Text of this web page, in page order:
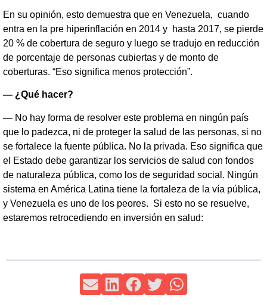
En su opinión, esto demuestra que en Venezuela, cuando
entra en la pre hiperinflación en 2014 y hasta 2017, se pierde
20 % de cobertura de seguro y luego se tradujo en reducción
de porcentaje de personas cubiertas y de monto de
coberturas. “Eso significa menos protección”.
— ¿Qué hacer?
— No hay forma de resolver este problema en ningún país
que lo padezca, ni de proteger la salud de las personas, si no
se fortalece la fuente pública. No la privada. Eso significa que
el Estado debe garantizar los servicios de salud con fondos
de naturaleza pública, como los de seguridad social. Ningún
sistema en América Latina tiene la fortaleza de la vía pública,
y Venezuela es uno de los peores. Si esto no se resuelve,
estaremos retrocediendo en inversión en salud: